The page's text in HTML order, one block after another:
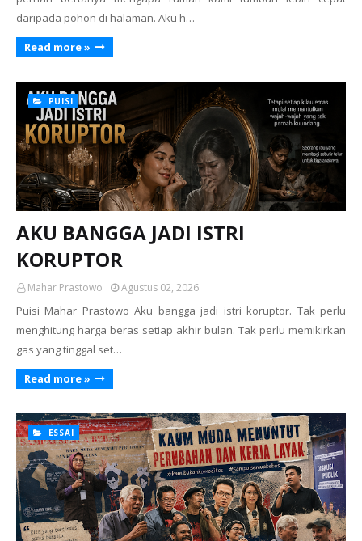
daripada pohon di halaman. Aku h…
Read more »
PUISI
AKU BANGGA JADI ISTRI
KORUPTOR
Mahar Prastowo Agustus 02, 2026
Puisi Mahar Prastowo Aku bangga jadi istri koruptor. Tak perlu
menghitung harga beras setiap akhir bulan. Tak perlu memikirkan
gas yang tinggal set…
Read more »
ESSAI